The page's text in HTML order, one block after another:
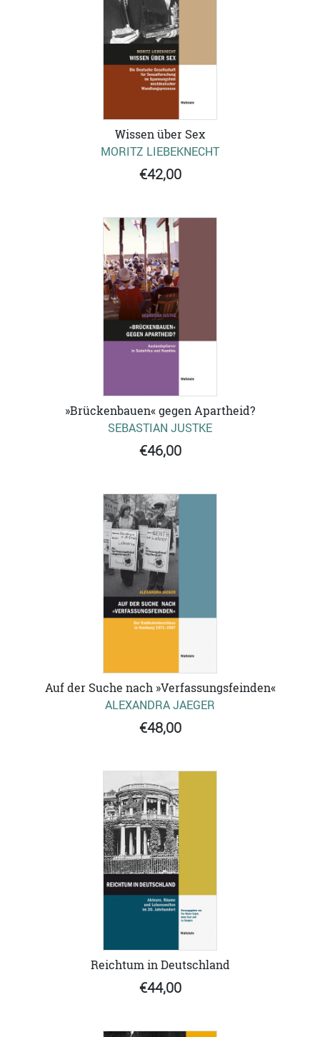
Wissen über Sex
MORITZ LIEBEKNECHT
€42,00
»Brückenbauen« gegen Apartheid?
SEBASTIAN JUSTKE
€46,00
Auf der Suche nach »Verfassungsfeinden«
ALEXANDRA JAEGER
€48,00
Reichtum in Deutschland
€44,00